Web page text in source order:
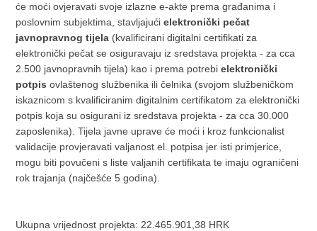
će moći ovjeravati svoje izlazne e-akte prema građanima i
poslovnim subjektima, stavljajućielektronički pečat
javnopravnog tijela (kvalificirani digitalni certifikati za
elektronički pečat se osiguravaju iz sredstava projekta - za cca
2.500 javnopravnih tijela) kao i prema potrebielektronički
potpis ovlaštenog službenika ili čelnika (svojom službeničkom
iskaznicom s kvalificiranim digitalnim certifikatom za elektronički
potpis koja su osigurani iz sredstava projekta - za cca 30.000
zaposlenika). Tijela javne uprave će moći i kroz funkcionalist
validacije provjeravati valjanost el. potpisa jer isti primjerice,
mogu biti povučeni s liste valjanih certifikata te imaju ograničeni
rok trajanja (najčešće 5 godina).
Ukupna vrijednost projekta: 22.465.901,38 HRK